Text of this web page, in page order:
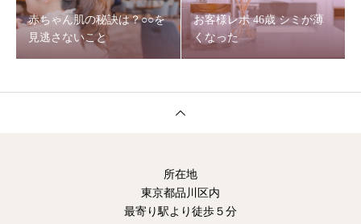
赤ちゃん肌の秘訣は？○○を
見逃さないこと
お客様レポ 46歳 シミが薄
くなった
所在地
東京都品川区内
最寄り駅より徒歩５分